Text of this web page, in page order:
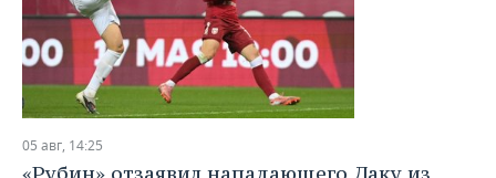
05 авг, 14:25